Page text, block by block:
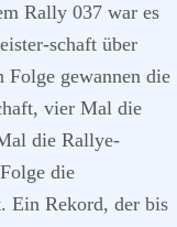
Rally 037 war es
schaft über
gewannen die
vier Mal die
die Rallye-
die
Ein Rekord, der bis